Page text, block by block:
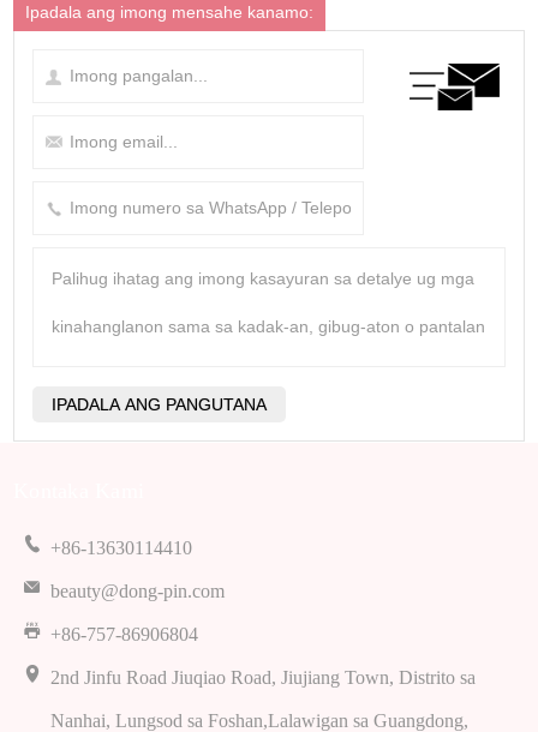
Ipadala ang imong mensahe kanamo:
+86-13630114410
beauty@dong-pin.com
+86-757-86906804
2nd Jinfu Road Jiuqiao Road, Jiujiang Town, Distrito sa
Nanhai, Lungsod sa Foshan,Lalawigan sa Guangdong,